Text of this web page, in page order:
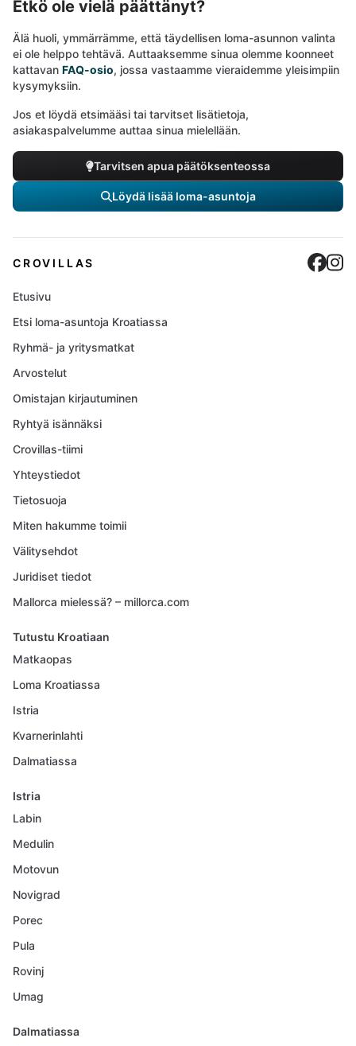
Etkö ole vielä päättänyt?
Älä huoli, ymmärrämme, että täydellisen loma-asunnon valinta
ei ole helppo tehtävä. Auttaaksemme sinua olemme koonneet
kattavan FAQ-osio, jossa vastaamme vieraidemme yleisimpiin
kysymyksiin.
Jos et löydä etsimääsi tai tarvitset lisätietoja,
asiakaspalvelumme auttaa sinua mielellään.
Tarvitsen apua päätöksenteossa
Löydä lisää loma-asuntoja
CROVILLAS
Etusivu
Etsi loma-asuntoja Kroatiassa
Ryhmä- ja yritysmatkat
Arvostelut
Omistajan kirjautuminen
Ryhtyä isännäksi
Crovillas-tiimi
Yhteystiedot
Tietosuoja
Miten hakumme toimii
Välitysehdot
Juridiset tiedot
Mallorca mielessä? – millorca.com
Tutustu Kroatiaan
Matkaopas
Loma Kroatiassa
Istria
Kvarnerinlahti
Dalmatiassa
Istria
Labin
Medulin
Motovun
Novigrad
Porec
Pula
Rovinj
Umag
Dalmatiassa